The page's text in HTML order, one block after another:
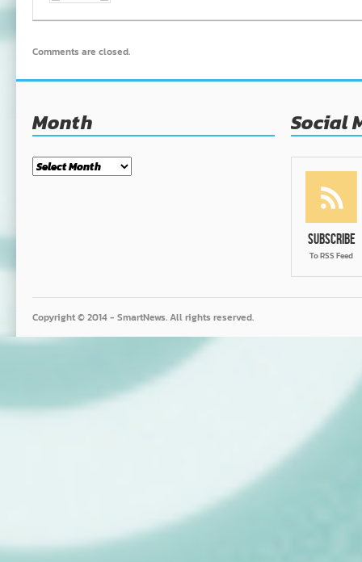
Comments are closed.
Month
Month
Social
Subscribe
To RSS Feed
Copyright © 2014 - SmartNews. All rights reserved.